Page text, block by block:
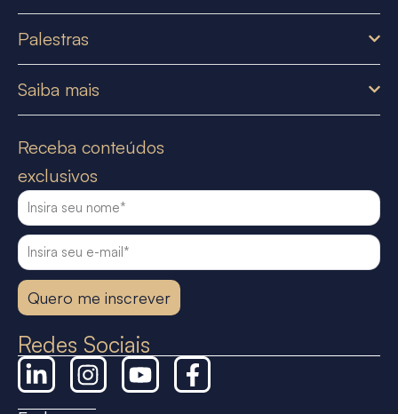
Palestras
Saiba mais
Receba conteúdos
exclusivos
Quero me inscrever
Redes Sociais